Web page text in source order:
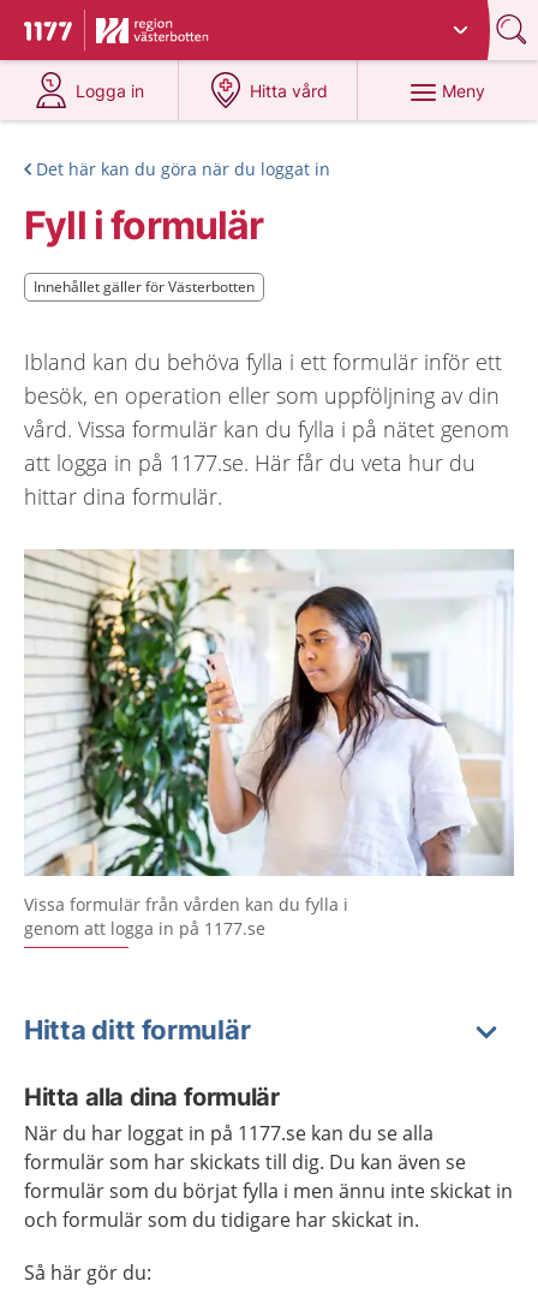
Till startsidan för 1177
Du har valt region
Logga in
på 1177.se
Hitta vård
på 1177.se
Meny
Det här kan du göra när du loggat in
Fyll i formulär
Innehållet gäller för Västerbotten
Innehållet gäller för Västerbotten
Ibland kan du behöva fylla i ett formulär inför ett
besök, en operation eller som uppföljning av din
vård. Vissa formulär kan du fylla i på nätet genom
att logga in på 1177.se. Här får du veta hur du
hittar dina formulär.
Vissa formulär från vården kan du fylla i
genom att logga in på 1177.se
Hitta ditt formulär
Hitta alla dina formulär
När du har loggat in på 1177.se kan du se alla
formulär som har skickats till dig. Du kan även se
formulär som du börjat fylla i men ännu inte skickat in
och formulär som du tidigare har skickat in.
Så här gör du: